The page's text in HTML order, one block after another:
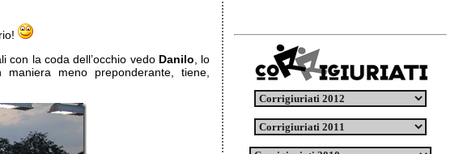
con la coda dell’occhio vedo Danilo , lo
meno preponderante, tiene,